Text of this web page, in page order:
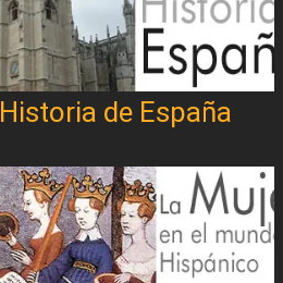
Historia de España